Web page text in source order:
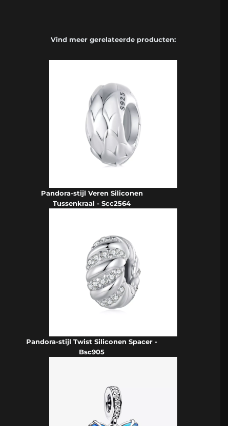
Vind meer gerelateerde producten:
Pandora-stijl Veren Siliconen
Tussenkraal - Scc2564
Pandora-stijl Twist Siliconen Spacer -
Bsc905